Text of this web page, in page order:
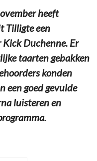
heeft
Tilligte een
Duchenne. Er
taarten gebakken
konden
een goed gevulde
luisteren en